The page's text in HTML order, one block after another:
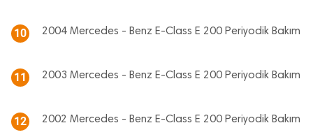
10 2004 Mercedes - Benz E-Class E 200 Periyodik Bakım
11 2003 Mercedes - Benz E-Class E 200 Periyodik Bakım
12 2002 Mercedes - Benz E-Class E 200 Periyodik Bakım